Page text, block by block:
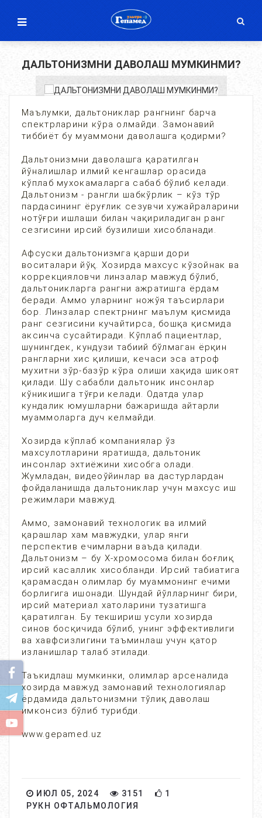
ДАЛЬТОНИЗМНИ ДАВОЛАШ МУМКИНМИ?
Маълумки, дальтониклар рангнинг барча
спектрларини кўра олмайди. Замонавий
тиббиёт бу муаммони даволашга қодирми?
Дальтонизмни даволашга қаратилган
йўналишлар илмий кенгашлар орасида
кўплаб мухокамаларга сабаб бўлиб келади.
Дальтонизм - рангли шабкўрлик – кўз тўр
пардасининг ёруғлик сезувчи хужайраларини
нотўғри ишлаши билан чақириладиган ранг
сезгисини ирсий бузилиши хисобланади.
Афсуски дальтонизмга қарши дори
воситалари йўқ. Хозирда махсус кўзойнак ва
коррекцияловчи линзалар мавжуд бўлиб,
дальтоникларга рангни ажратишга ёрдам
беради. Аммо уларнинг ножўя таъсирлари
бор. Линзалар спектрнинг маълум қисмида
ранг сезгисини кучайтирса, бошқа қисмида
аксинча сусайтиради. Кўплаб пациентлар,
шунингдек, кундузи табиий бўлмаган ёрқин
рангларни хис қилиши, кечаси эса атроф
мухитни зўр-базўр кўра олиши хақида шикоят
қилади. Шу сабабли дальтоник инсонлар
кўникишига тўғри келади. Одатда улар
кундалик юмушларни бажаришда айтарли
муаммоларга дуч келмайди.
Хозирда кўплаб компаниялар ўз
махсулотларини яратишда, дальтоник
инсонлар эхтиёжини хисобга олади.
Жумладан, видеоўйинлар ва дастурлардан
фойдаланишда дальтониклар учун махсус иш
режимлари мавжуд.
Аммо, замонавий технологик ва илмий
қарашлар хам мавжудки, улар янги
перспектив ечимларни ваъда қилади.
Дальтонизм – бу Х-хромосома билан боғлиқ
ирсий касаллик хисобланди. Ирсий табиатига
қарамасдан олимлар бу муаммонинг ечими
борлигига ишонади. Шундай йўлларнинг бири,
ирсий материал хатоларини тузатишга
қаратилган. Бу текшириш усули хозирда
синов босқичида бўлиб, унинг эффективлиги
ва хавфсизлигини таъминлаш учун қатор
изланишлар талаб этилади.
Таъкидлаш мумкинки, олимлар арсеналида
хозирда мавжуд замонавий технологиялар
ёрдамида дальтонизмни тўлиқ даволаш
имконсиз бўлиб турибди.
www.gepamed.uz
ИЮЛ 05, 2024 3151
1
РУКН ОФТАЛЬМОЛОГИЯ